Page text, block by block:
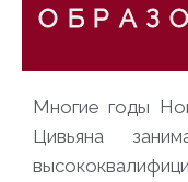
О Б Р А З
Многие годы
Цивьяна